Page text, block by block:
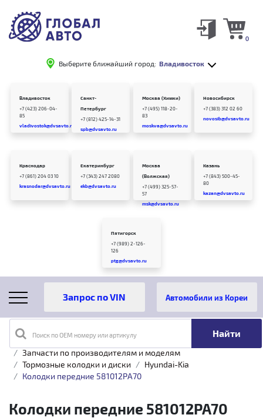
Выберите ближайший город: Владивосток
0
Владивосток
+7 (423) 206-04-
85
vladivostok@dvsavto.ru
Санкт-
Петербург
+7 (812) 425-14-31
spb@dvsavto.ru
Москва (Химки)
+7 (495) 118-20-
83
moskva@dvsavto.ru
Новосибирск
+7 (383) 312 02 60
novosib@dvsavto.ru
Краснодар
+7 (861) 204 03 10
krasnodar@dvsavto.ru
Екатеринбург
+7 (343) 247 2080
ekb@dvsavto.ru
Москва
(Волжская)
+7 (499) 325-57-
57
msk@dvsavto.ru
Казань
+7 (843) 500-45-
80
kazan@dvsavto.ru
Пятигорск
+7 (989) 2-126-
126
ptg@dvsavto.ru
Поиск по OEM номеру или артикулу
Автомобили из Кореи
Главная
Каталог товаров
Запчасти по производителям и моделям
Тормозные колодки и диски
Hyundai-Kia
Колодки передние 581012PA70
Колодки передние 581012PA70